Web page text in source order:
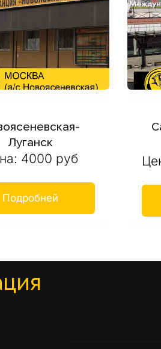
Луганск
4000 руб
Подробней